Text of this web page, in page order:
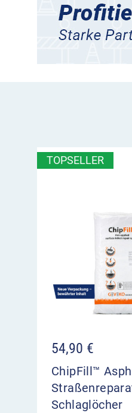
TOPSELLER
54,90 €
ChipFill™
Schlaglöcher